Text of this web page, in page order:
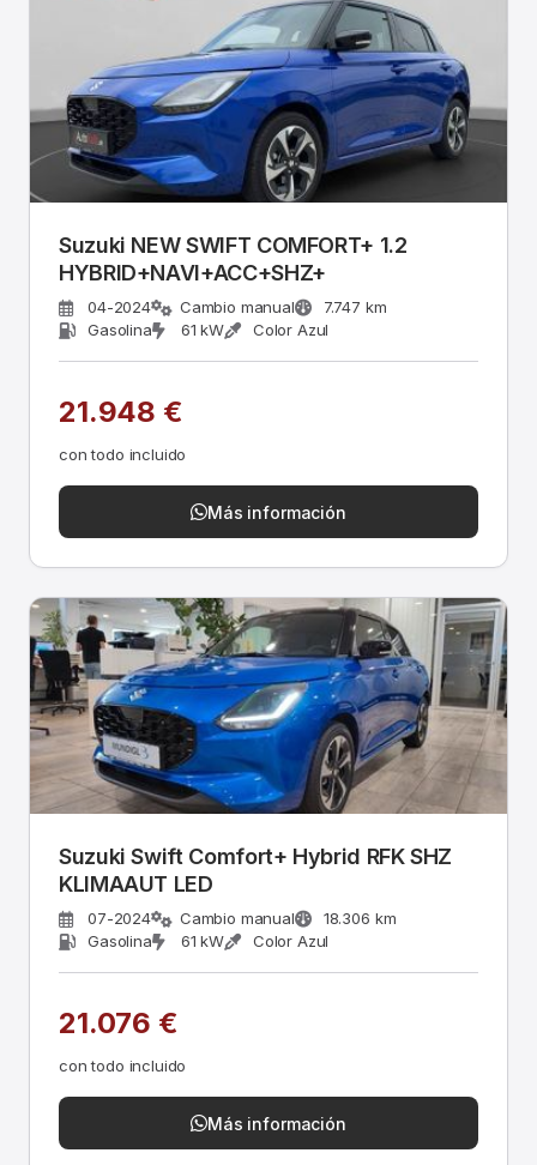
Suzuki NEW SWIFT COMFORT+ 1.2
HYBRID+NAVI+ACC+SHZ+
04-2024 Cambio manual
7.747 km
Gasolina
61 kW Color Azul
21.948 €
con todo incluido
Más información
Suzuki Swift Comfort+ Hybrid RFK SHZ
KLIMAAUT LED
07-2024 Cambio manual
18.306 km
Gasolina
61 kW Color Azul
21.076 €
con todo incluido
Más información